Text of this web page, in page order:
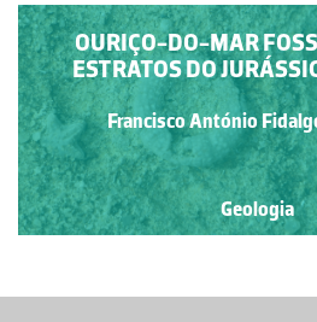
OURIÇO-DO-MAR
ESTRATOS DO
Francisco António
Geologia